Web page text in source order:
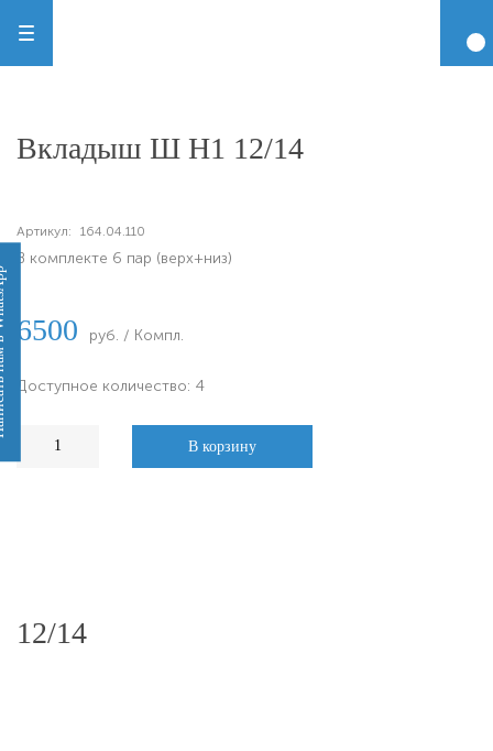
Вкладыш Ш Н1 12/14
Артикул: 164.04.110
В комплекте 6 пар (верх+низ)
6500 руб. / Компл.
Доступное количество: 4
В корзину
12/14